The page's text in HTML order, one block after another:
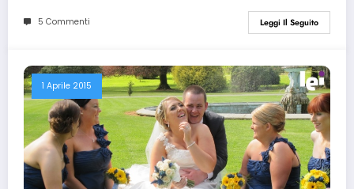
5 Commenti Leggi Il Seguito
1 Aprile 2015